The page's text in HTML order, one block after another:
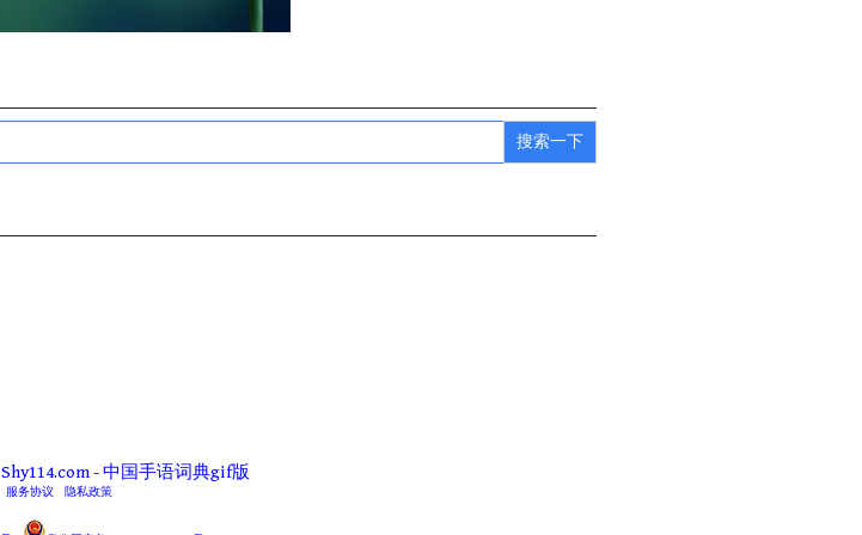
Shy114.com - 中国手语词典gif版
服务协议 隐私政策